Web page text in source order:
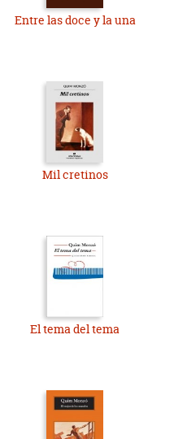
Entre las doce y la una
Mil cretinos
El tema del tema